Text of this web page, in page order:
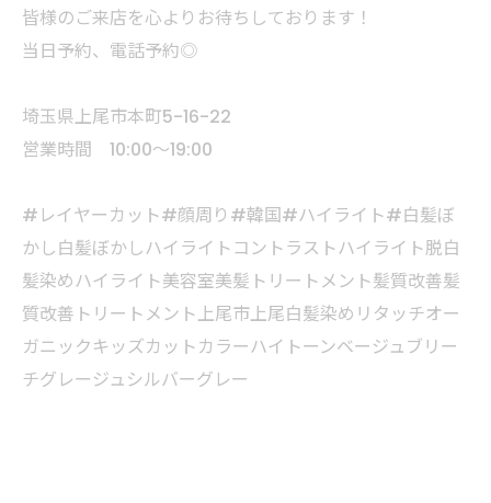
皆様のご来店を心よりお待ちしております！
当日予約、電話予約◎
埼玉県上尾市本町5-16-22
営業時間 10:00〜19:00
#レイヤーカット#顔周り#韓国#ハイライト#白髪ぼ
かし白髪ぼかしハイライトコントラストハイライト脱白
髪染めハイライト美容室美髪トリートメント髪質改善髪
質改善トリートメント上尾市上尾白髪染めリタッチオー
ガニックキッズカットカラーハイトーンベージュブリー
チグレージュシルバーグレー